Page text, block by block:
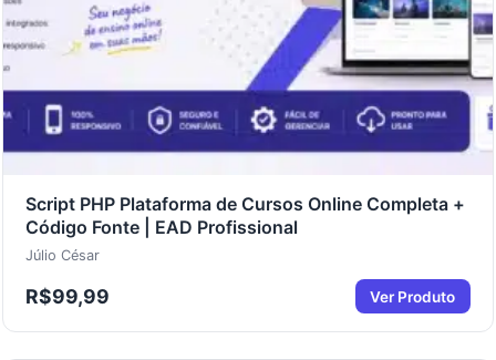
Script PHP Plataforma de Cursos Online Completa +
Código Fonte | EAD Profissional
Júlio César
R$99,99 Ver Produto